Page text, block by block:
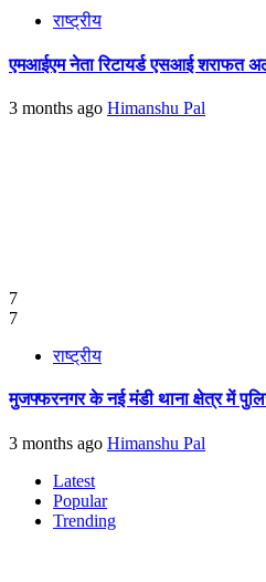
राष्ट्रीय
एमआईएम नेता रिटायर्ड एसआई शराफत
3 months ago Himanshu Pal
7
7
राष्ट्रीय
मुजफ्फरनगर के नई मंडी थाना क्षेत्र में
3 months ago Himanshu Pal
Latest
Popular
Trending